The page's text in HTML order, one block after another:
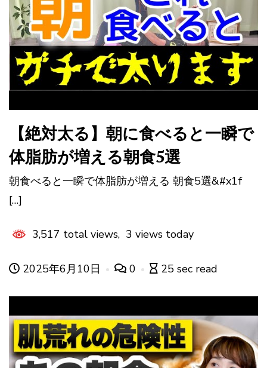
【絶対太る】朝に食べると一瞬で
体脂肪が増える朝食5選
朝食べると一瞬で体脂肪が増える 朝食5選&#x1f
[…]
3,517 total views, 3 views today
2025年6月10日 0 25 sec read